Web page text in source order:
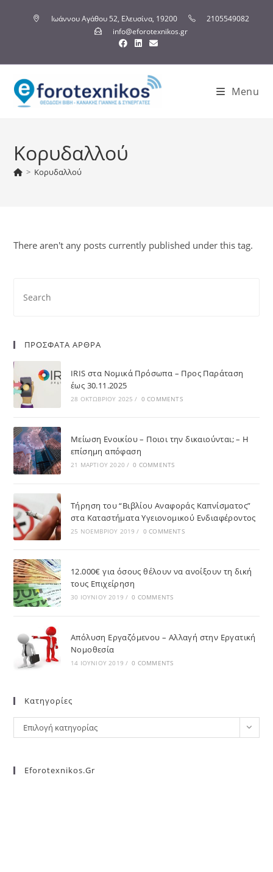
Ιωάννου Αγάθου 52, Ελευσίνα, 19200
2105549082
info@eforotexnikos.gr
Menu
Κορυδαλλού
> Κορυδαλλού
There aren't any posts currently published under this tag.
ΠΡΟΣΦΑΤΑ ΑΡΘΡΑ
IRIS στα Νομικά Πρόσωπα – Προς Παράταση
έως 30.11.2025
28 ΟΚΤΩΒΡΊΟΥ 2025 / 0 COMMENTS
Μείωση Ενοικίου – Ποιοι την δικαιούνται; – Η
επίσημη απόφαση
21 ΜΑΡΤΊΟΥ 2020 / 0 COMMENTS
Τήρηση του “Βιβλίου Αναφοράς Καπνίσματος”
στα Καταστήματα Υγειονομικού Ενδιαφέροντος
25 ΝΟΕΜΒΡΊΟΥ 2019 / 0 COMMENTS
12.000€ για όσους θέλουν να ανοίξουν τη δική
τους Επιχείρηση
30 ΙΟΥΝΊΟΥ 2019 / 0 COMMENTS
Απόλυση Εργαζόμενου – Αλλαγή στην Εργατική
Νομοθεσία
14 ΙΟΥΝΊΟΥ 2019 / 0 COMMENTS
Kατηγορίες
Επιλογή κατηγορίας
Eforotexnikos.gr